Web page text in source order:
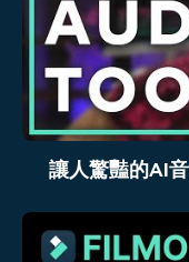
讓人驚豔的AI